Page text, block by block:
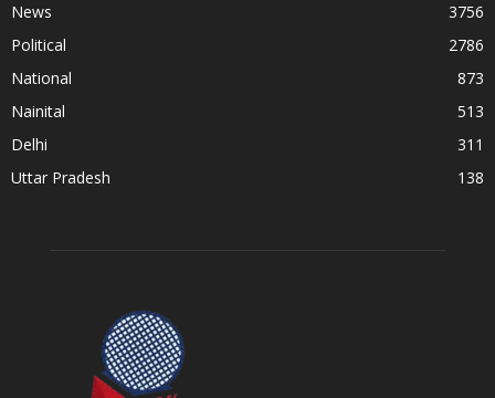
News
3756
Political
2786
National
873
Nainital
513
Delhi
311
Uttar Pradesh
138